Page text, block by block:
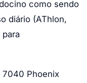
como sendo
diário (AThlon,
7040 Phoenix